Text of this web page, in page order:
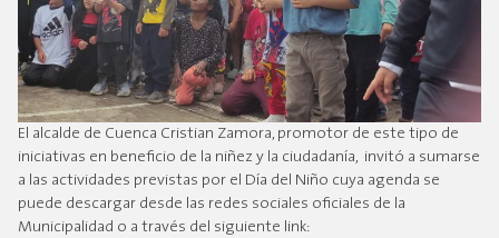
El alcalde de Cuenca Cristian Zamora, promotor de este tipo de
iniciativas en beneficio de la niñez y la ciudadanía, invitó a sumarse
a las actividades previstas por el Día del Niño cuya agenda se
puede descargar desde las redes sociales oficiales de la
Municipalidad o a través del siguiente link: